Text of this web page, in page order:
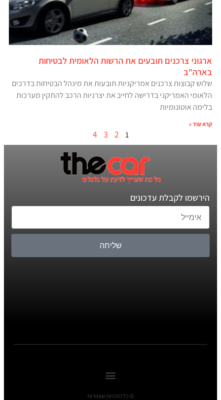
ארגוני צרכנים תובעים את הרשות הלאומית לבטיחות
בארה"ב
שלוש קבוצות צרכנים אמריקניות תובעות את מינהל הבטיחות בדרכים
הלאומי האמריקני בדרישה לחייב את יצרניות הרכב להתקין מערכות
בלימה אוטונומיות
קרא עוד »
1
2
3
4
הירשמו לקבלת עדכונים
שליחה
© כל הזכויות שומורות